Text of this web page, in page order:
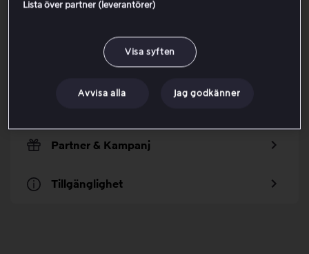
Titta och spela upp
Partner & Kampanj
Tillgänglighet
Lista över partner (leverantörer)
Visa syften
Avvisa alla Jag godkänner